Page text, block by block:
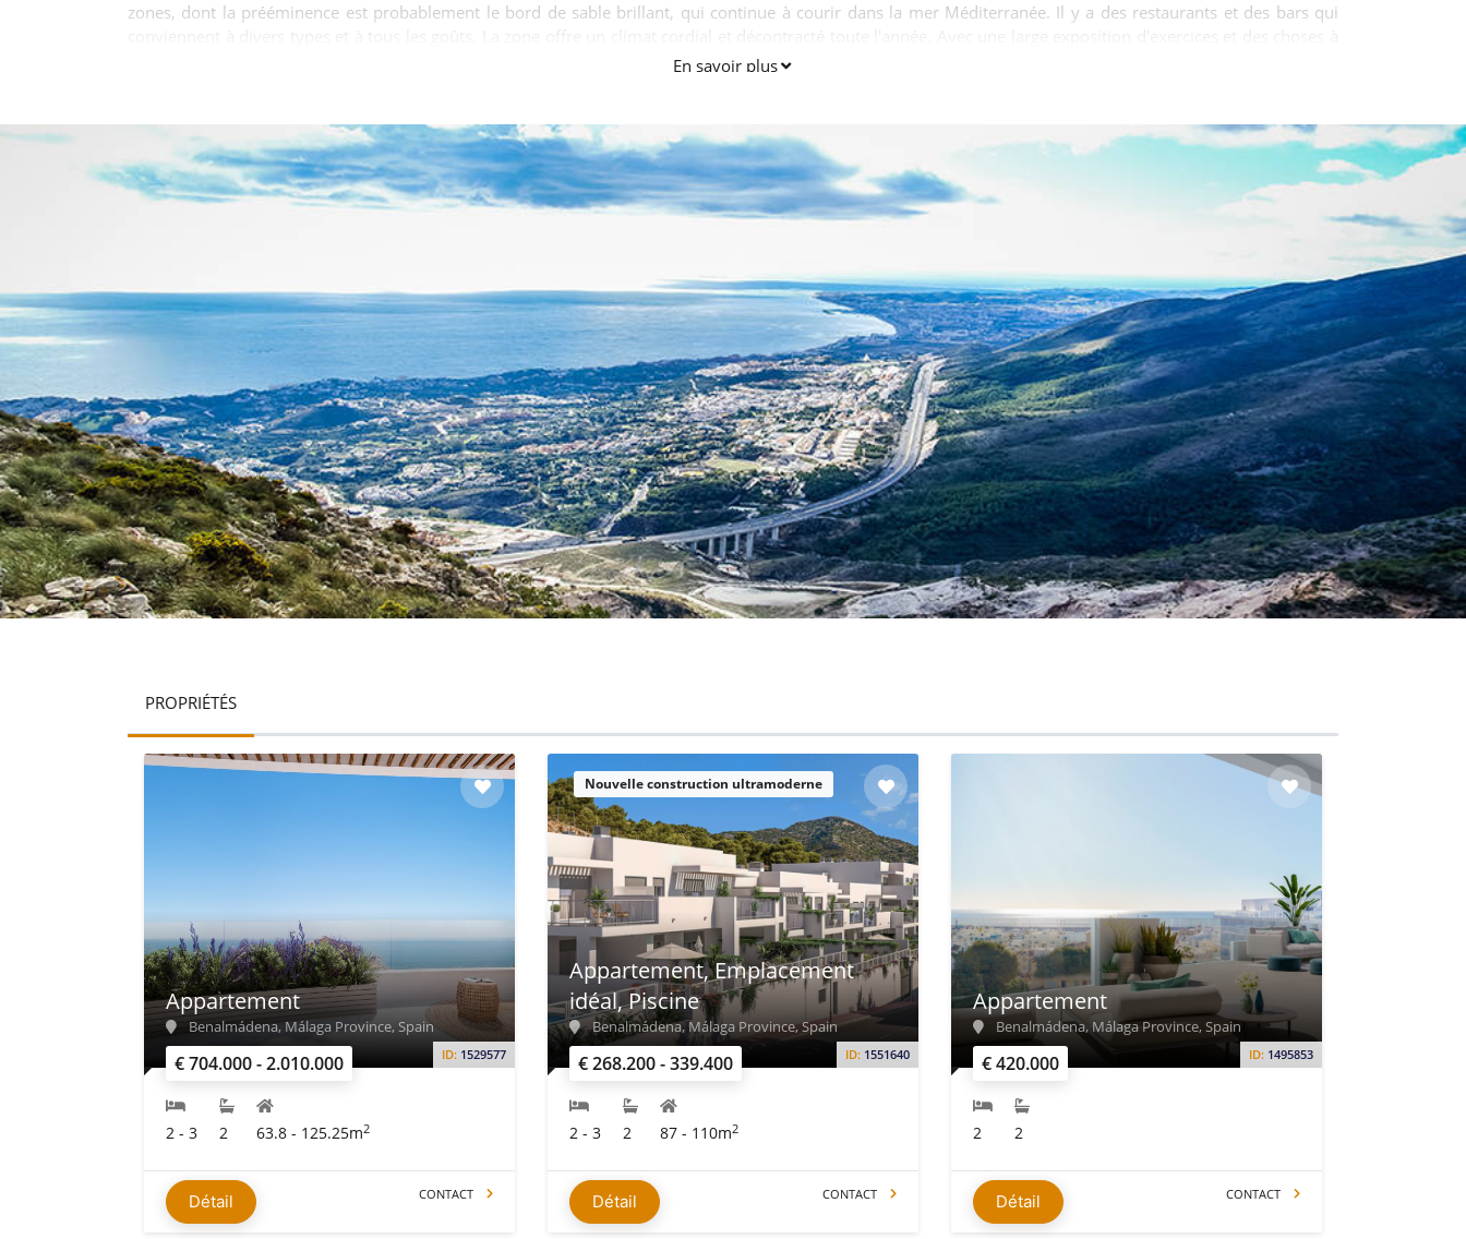
zones, dont la prééminence est probablement le bord de sable brillant, qui continue à courir dans la mer Méditerranée. Il y a des restaurants et des bars qui
conviennent à divers types et à tous les goûts. La zone offre un climat cordial et décontracté toute l'année. Avec une large exposition d'exercices et des choses à
faire, tout invité sera incapable de découvrir un instantané de la fatigue en passant par Benalmadena, une ville qui est vraiment plus qu'une seule station.
En savoir plus
PROPRIÉTÉS
€ 704.000 - 2.010.000 ID: 1529577
Appartement
Benalmádena, Málaga Province, Spain
2 - 3 2 63.8 - 125.25m2
Détail CONTACT
Nouvelle construction ultramoderne
€ 268.200 - 339.400 ID: 1551640
Appartement, Emplacement
idéal, Piscine
Benalmádena, Málaga Province, Spain
2 - 3 2 87 - 110m2
Détail CONTACT
€ 420.000 ID: 1495853
Appartement
Benalmádena, Málaga Province, Spain
2 2
Détail CONTACT